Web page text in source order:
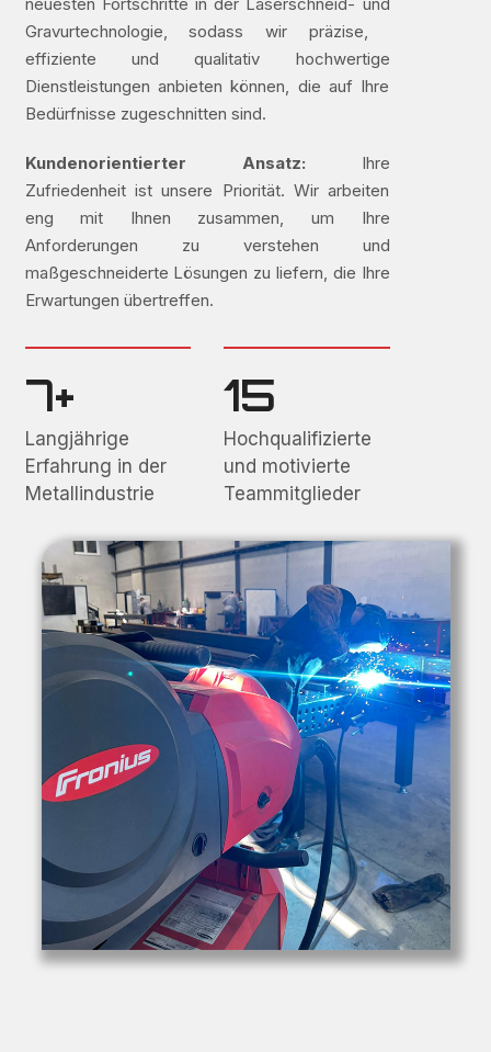
Gravurtechnologie, sodass wir präzise, ​​
effiziente und qualitativ hochwertige
Dienstleistungen anbieten können, die auf Ihre
Bedürfnisse zugeschnitten sind.
Kundenorientierter Ansatz: Ihre
Zufriedenheit ist unsere Priorität. Wir arbeiten
eng mit Ihnen zusammen, um Ihre
Anforderungen zu verstehen und
maßgeschneiderte Lösungen zu liefern, die Ihre
Erwartungen übertreffen.
7+
Langjährige
Erfahrung in der
Metallindustrie
15
Hochqualifizierte
und motivierte
Teammitglieder